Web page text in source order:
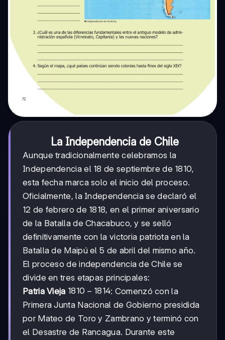
La Independencia de Chile
Aunque tradicionalmente celebramos la
Independencia el 18 de septiembre de 1810,
esta fecha marca solo el inicio del proceso.
Oficialmente, la Independencia se declaró el
12 de febrero de 1818, en el primer aniversario
de la Batalla de Chacabuco, y se selló
definitivamente con la victoria patriota en la
Batalla de Maipú el 5 de abril del mismo año.
El proceso de independencia de Chile se
divide en tres etapas principales:
Patria Vieja 1810-
1814
1810 − 1814: Comenzó con la
Primera Junta Nacional de Gobierno presidida
por Mateo de Toro y Zambrano y terminó con
el Desastre de Rancagua. Durante este